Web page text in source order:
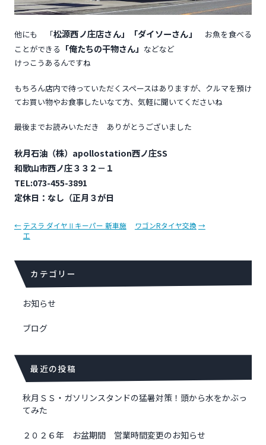
他にも 「松源西ノ庄店さん」「ダイソーさん」
お魚を食べる
ことができる 「俺たちの干物さん」 などなど
けっこうあるんですね
もちろん店内で待っていただくスペースはありますが、クルマを預け
てお買い物やお食事したいなて方、気軽に聞いてくださいね
最後までお読みいただき ありがとうございました
秋月石油（株）apollostation西ノ庄SS
和歌山市西ノ庄３３２－１
TEL:073-455-3891
定休日：なし（正月３が日
投
稿
ビ
ゲ
シ
ン
← テスラ ダイヤⅡキーパー 新車施
工
ワゴンRタイヤ交換→
カテゴリー
お知らせ
ブログ
最近の投稿
秋月ＳＳ・ガソリンスタンドの猛暑対策！頭から水をかぶっ
てみた
２０２６年 お盆期間 営業時間変更のお知らせ